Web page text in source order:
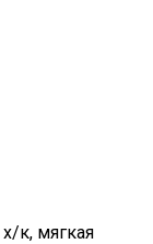
к, мягкая